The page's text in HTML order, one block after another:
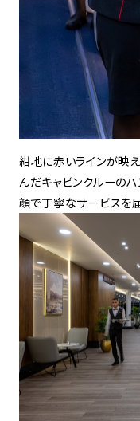
紺地に赤いラインが映
んだキャビンクルーの
顔で丁寧なサービスを